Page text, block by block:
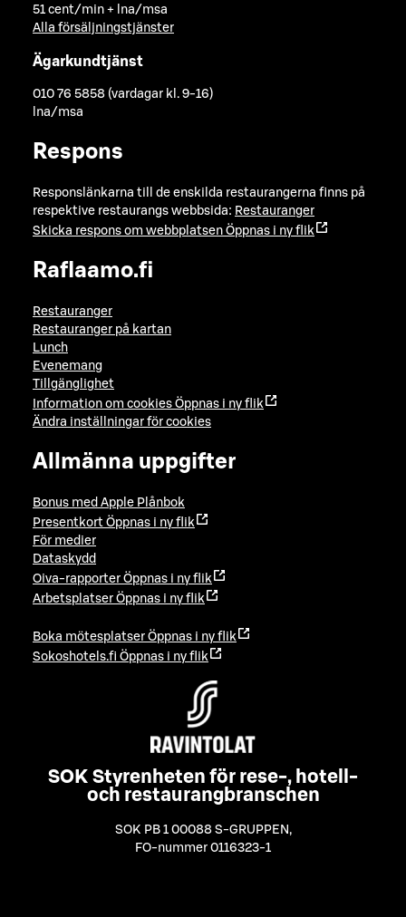
51 cent/min + lna/msa
Alla försäljningstjänster
Ägarkundtjänst
010 76 5858 (vardagar kl. 9-16)
lna/msa
Respons
Responslänkarna till de enskilda restaurangerna finns på
respektive restaurangs webbsida: Restauranger
Skicka respons om webbplatsen Öppnas i ny flik
Raflaamo.fi
Restauranger
Restauranger på kartan
Lunch
Evenemang
Tillgänglighet
Information om cookies Öppnas i ny flik
Ändra inställningar för cookies
Allmänna uppgifter
Bonus med Apple Plånbok
Presentkort Öppnas i ny flik
För medier
Dataskydd
Oiva-rapporter Öppnas i ny flik
Arbetsplatser Öppnas i ny flik
Boka mötesplatser Öppnas i ny flik
Sokoshotels.fi Öppnas i ny flik
SOK Styrenheten för rese-, hotell-
och restaurangbranschen
SOK PB 1 00088 S-GRUPPEN ,
FO-nummer 0116323-1